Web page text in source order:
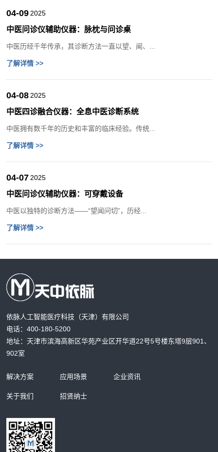
04-09 2025
中医问诊仪辅助仪器：脉枕与问诊桌
中医历经千年传承，其诊断方法一直以望、闻、...
了解详情 >>
04-08 2025
中医四诊融合仪器：全息中医诊断系统
中医拥有数千年的历史和丰富的临床经验。传统...
了解详情 >>
04-07 2025
中医问诊仪辅助仪器：可穿戴设备
中医以独特的诊断方法——“望闻问切”，历经...
了解详情 >>
依脉人工智能医疗科技（天津）有限公司
电话：400-180-5200
地址：天津市滨海高新区华苑产业区开华道22号5号楼东塔9层901、
902室
解决方案 应用场景 企业资讯
关于我们 招贤纳士